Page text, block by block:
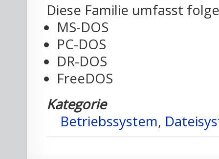
Diese Familie umfasst
MS-DOS
PC-DOS
DR-DOS
FreeDOS
Kategorie
Betriebssystem,